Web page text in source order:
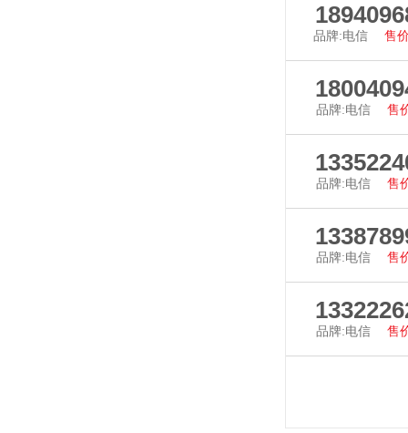
品牌:电信 售
品牌:电信 售
品牌:电信 售
品牌:电信 售
品牌:电信 售